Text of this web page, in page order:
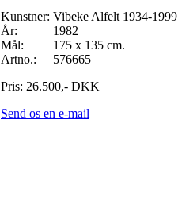
Kunstner: Vibeke Alfelt 1934-1999
År:
1982
Mål:
175 x 135 cm.
Artno.:
576665
Pris: 26.500,- DKK
Send os en e-mail